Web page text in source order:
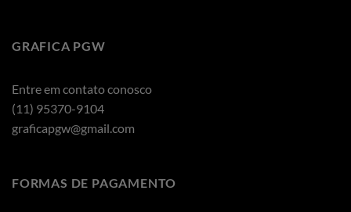
GRAFICA PGW
Entre em contato conosco
(11) 95370-9104
graficapgw@gmail.com
FORMAS DE PAGAMENTO